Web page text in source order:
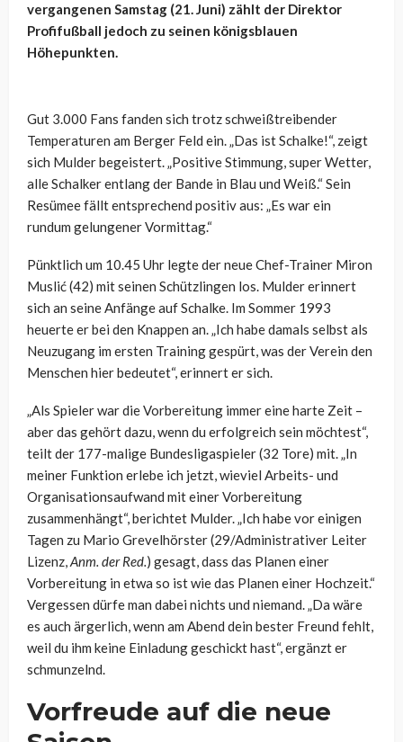
vergangenen Samstag (21. Juni) zählt der Direktor
Profifußball jedoch zu seinen königsblauen
Höhepunkten.
Gut 3.000 Fans fanden sich trotz schweißtreibender
Temperaturen am Berger Feld ein. „Das ist Schalke!“, zeigt
sich Mulder begeistert. „Positive Stimmung, super Wetter,
alle Schalker entlang der Bande in Blau und Weiß.“ Sein
Resümee fällt entsprechend positiv aus: „Es war ein
rundum gelungener Vormittag.“
Pünktlich um 10.45 Uhr legte der neue Chef-Trainer Miron
Muslić (42) mit seinen Schützlingen los. Mulder erinnert
sich an seine Anfänge auf Schalke. Im Sommer 1993
heuerte er bei den Knappen an. „Ich habe damals selbst als
Neuzugang im ersten Training gespürt, was der Verein den
Menschen hier bedeutet“, erinnert er sich.
„Als Spieler war die Vorbereitung immer eine harte Zeit –
aber das gehört dazu, wenn du erfolgreich sein möchtest“,
teilt der 177-malige Bundesligaspieler (32 Tore) mit. „In
meiner Funktion erlebe ich jetzt, wieviel Arbeits- und
Organisationsaufwand mit einer Vorbereitung
zusammenhängt“, berichtet Mulder. „Ich habe vor einigen
Tagen zu Mario Grevelhörster (29/Administrativer Leiter
Lizenz,Anm. der Red.) gesagt, dass das Planen einer
Vorbereitung in etwa so ist wie das Planen einer Hochzeit.“
Vergessen dürfe man dabei nichts und niemand. „Da wäre
es auch ärgerlich, wenn am Abend dein bester Freund fehlt,
weil du ihm keine Einladung geschickt hast“, ergänzt er
schmunzelnd.
Vorfreude auf die neue